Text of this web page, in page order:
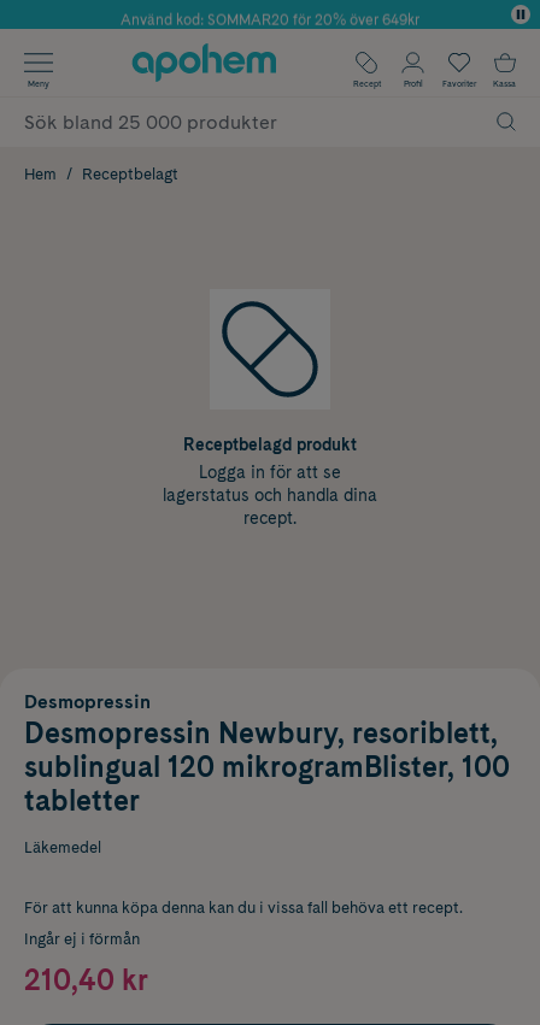
Årets Butik 2025 inom Skönhet
Använd kod: SOMMAR20 för 20% över 649kr
✓ Fri frakt
✓ Poäng på alla köp*
Meny Recept Profil Favoriter Kassa
Hem Receptbelagt
Receptbelagd produkt
Logga in för att se
lagerstatus och handla dina
recept.
Desmopressin
Desmopressin Newbury, resoriblett,
sublingual 120 mikrogramBlister, 100
tabletter
Läkemedel
För att kunna köpa denna kan du i vissa fall behöva ett recept.
Ingår ej i förmån
210,40 kr